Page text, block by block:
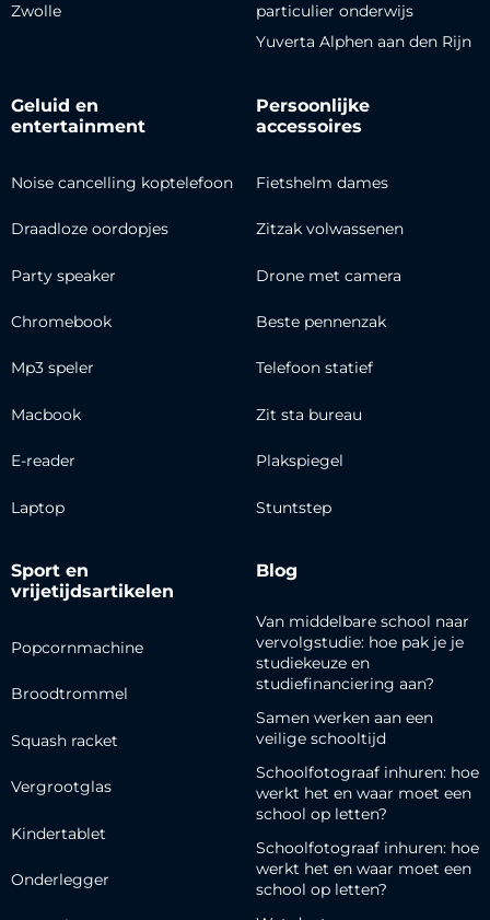
Zwolle
particulier onderwijs
Yuverta Alphen aan den Rijn
Geluid en
entertainment
Noise cancelling koptelefoon
Draadloze oordopjes
Party speaker
Chromebook
Mp3 speler
Macbook
E-reader
Laptop
Persoonlijke
accessoires
Fietshelm dames
Zitzak volwassenen
Drone met camera
Beste pennenzak
Telefoon statief
Zit sta bureau
Plakspiegel
Stuntstep
Sport en
vrijetijdsartikelen
Popcornmachine
Broodtrommel
Squash racket
Vergrootglas
Kindertablet
Onderlegger
Blog
Van middelbare school naar
vervolgstudie: hoe pak je je
studiekeuze en
studiefinanciering aan?
Samen werken aan een
veilige schooltijd
Schoolfotograaf inhuren: hoe
werkt het en waar moet een
school op letten?
Schoolfotograaf inhuren: hoe
werkt het en waar moet een
school op letten?